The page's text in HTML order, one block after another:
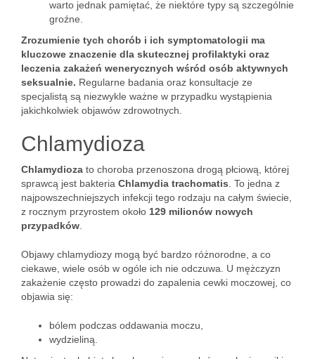
warto jednak pamiętać, że niektóre typy są szczególnie
groźne.
Zrozumienie tych chorób i ich symptomatologii ma
kluczowe znaczenie dla skutecznej profilaktyki oraz
leczenia zakażeń wenerycznych wśród osób aktywnych
seksualnie. Regularne badania oraz konsultacje ze
specjalistą są niezwykle ważne w przypadku wystąpienia
jakichkolwiek objawów zdrowotnych.
Chlamydioza
Chlamydioza to choroba przenoszona drogą płciową, której
sprawcą jest bakteria Chlamydia trachomatis . To jedna z
najpowszechniejszych infekcji tego rodzaju na całym świecie,
z rocznym przyrostem około 129 milionów nowych
przypadków
Objawy chlamydiozy mogą być bardzo różnorodne, a co
ciekawe, wiele osób w ogóle ich nie odczuwa. U mężczyzn
zakażenie często prowadzi do zapalenia cewki moczowej, co
objawia się:
bólem podczas oddawania moczu,
wydzieliną.